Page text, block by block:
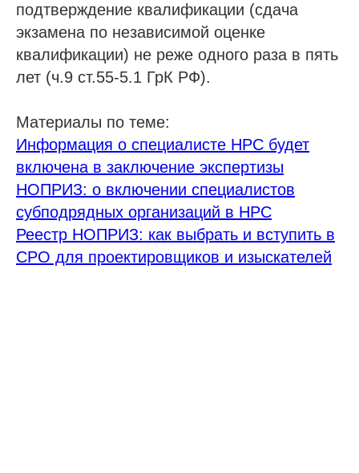
подтверждение квалификации (сдача
экзамена по независимой оценке
квалификации) не реже одного раза в пять
лет (ч.9 ст.55-5.1 ГрК РФ).
Материалы по теме:
Информация о специалисте НРС будет
включена в заключение экспертизы
НОПРИЗ: о включении специалистов
субподрядных организаций в НРС
Реестр НОПРИЗ: как выбрать и вступить в
СРО для проектировщиков и изыскателей